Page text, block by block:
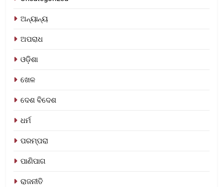
ଅନ୍ୟାନ୍ୟ
ଅପରାଧ
ଓଡ଼ିଶା
ଖେଳ
ଦେଶ ବିଦେଶ
ଧର୍ମ
ପରମ୍ପରା
ପାଣିପାଗ
ରାଜନୀତି